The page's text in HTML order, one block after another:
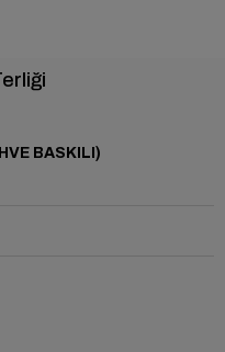
BASKILI)